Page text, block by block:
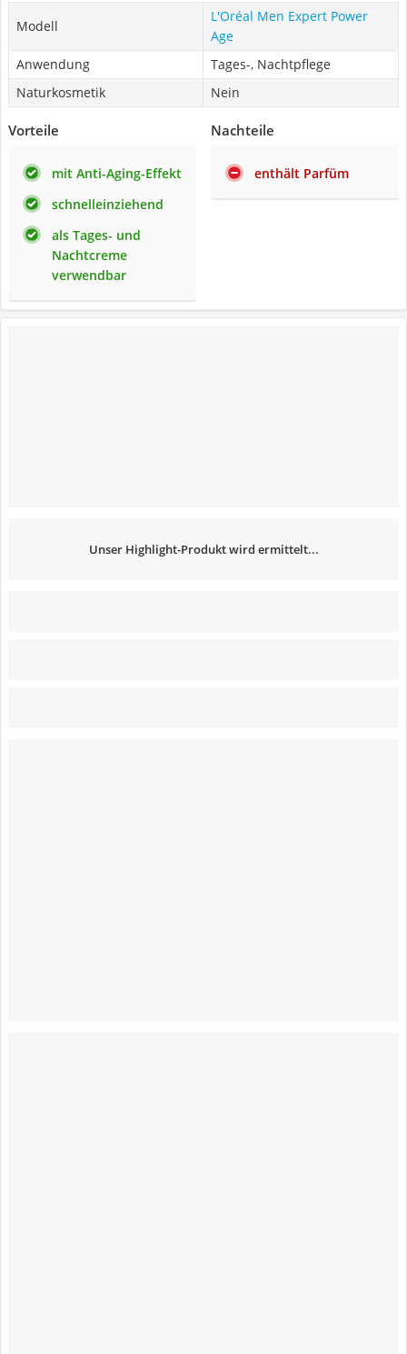
Modell
L'Oréal Men Expert Power
Age
Anwendung
Tages-, Nachtpflege
Naturkosmetik
Nein
Vorteile
mit Anti-Aging-Effekt
schnelleinziehend
als Tages- und
Nachtcreme
verwendbar
Nachteile
enthält Parfüm
Unser Highlight-Produkt wird ermittelt...